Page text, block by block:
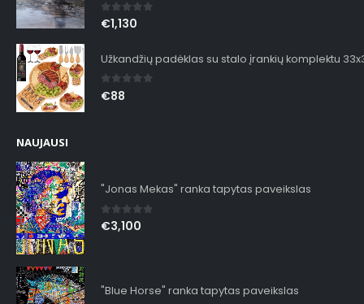
0out of 5
€1,130
Užkandžių padėklas su stalo įrankių komplektu
0out of 5
€88
NAUJAUSI
"Jonas Mekas" ranka tapytas paveikslas
0out of 5
€3,100
"Blue Horse" ranka tapytas paveikslas